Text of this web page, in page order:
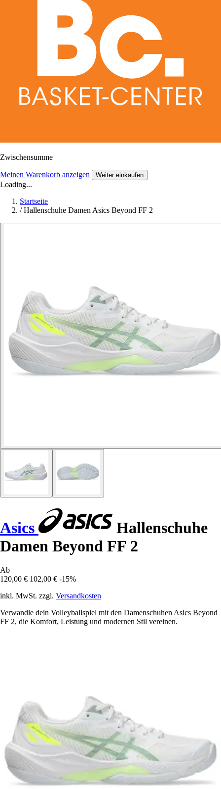
Zwischensumme
Meinen Warenkorb anzeigen Weiter einkaufen
Loading...
Startseite
/ Hallenschuhe Damen Asics Beyond FF 2
Asics
Hallenschuhe
Damen Beyond FF 2
Ab
120,00 € 102,00 € -15%
inkl. MwSt. zzgl. Versandkosten
Verwandle dein Volleyballspiel mit den Damenschuhen Asics Beyond
FF 2, die Komfort, Leistung und modernen Stil vereinen.